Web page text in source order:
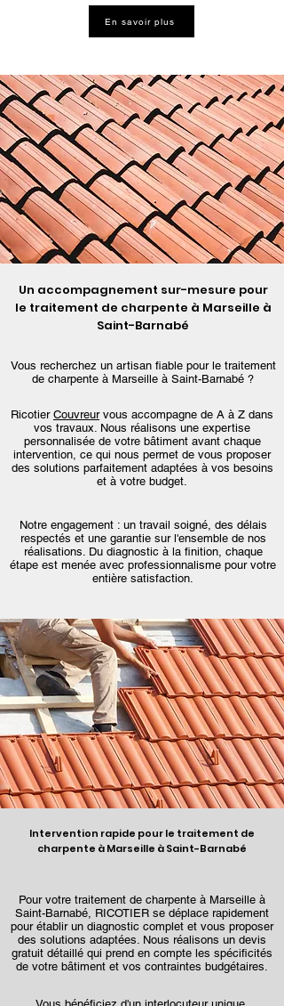
En savoir plus
Un accompagnement sur-mesure pour
le traitement de charpente à Marseille à
Saint-Barnabé
Vous recherchez un artisan fiable pour le traitement
de charpente à Marseille à Saint-Barnabé ?
Ricotier Couvreur vous accompagne de A à Z dans
vos travaux. Nous réalisons une expertise
personnalisée de votre bâtiment avant chaque
intervention, ce qui nous permet de vous proposer
des solutions parfaitement adaptées à vos besoins
et à votre budget.
Notre engagement : un travail soigné, des délais
respectés et une garantie sur l'ensemble de nos
réalisations. Du diagnostic à la finition, chaque
étape est menée avec professionnalisme pour votre
entière satisfaction.
Intervention rapide pour le traitement de
charpente à Marseille à Saint-Barnabé
Pour votre traitement de charpente à Marseille à
Saint-Barnabé, RICOTIER se déplace rapidement
pour établir un diagnostic complet et vous proposer
des solutions adaptées. Nous réalisons un devis
gratuit détaillé qui prend en compte les spécificités
de votre bâtiment et vos contraintes budgétaires.